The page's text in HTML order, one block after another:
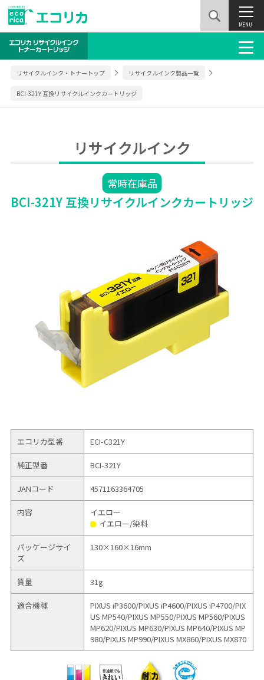
MENU
リサイクルインク・トナートップ リサイクルインク製品一覧
BCI-321Y 互換リサイクルインクカートリッジ
リサイクルインク
常時在庫品
BCI-321Y 互換リサイクルインクカートリッジ
エコリカ型番 ECI-C321Y
純正型番 BCI-321Y
JANコード 4571163364705
内容
イエロー
イエロー/染料
パッケージサイ
ズ
130×160×16mm
質量 31g
適合機種 PIXUS iP3600/PIXUS iP4600/PIXUS iP4700/PIX
US MP540/PIXUS MP550/PIXUS MP560/PIXUS
MP620/PIXUS MP630/PIXUS MP640/PIXUS MP
980/PIXUS MP990/PIXUS MX860/PIXUS MX870